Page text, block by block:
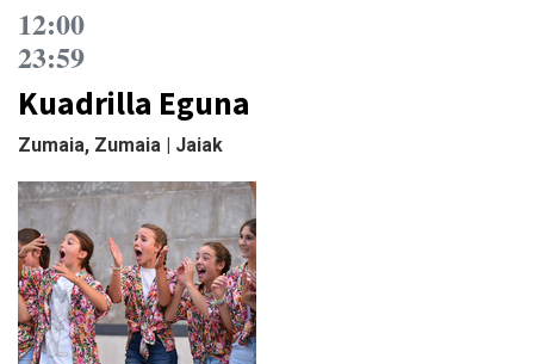
12:00
23:59
Kuadrilla Eguna
Zumaia, Zumaia | Jaiak